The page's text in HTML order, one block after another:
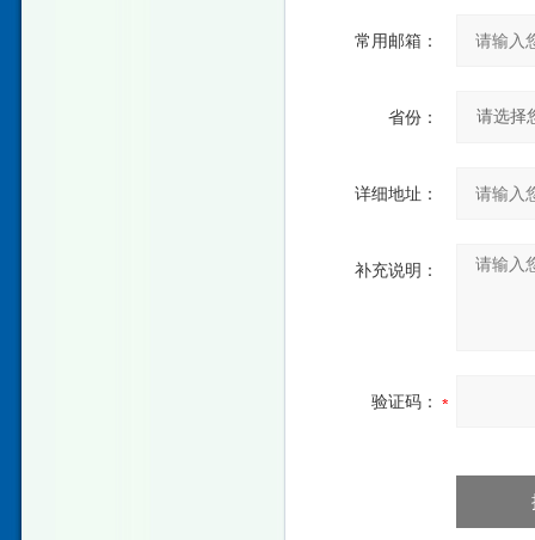
常用邮箱：
省份：
详细地址：
补充说明：
验证码：